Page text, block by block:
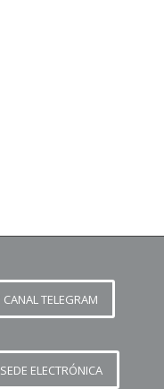
CANAL TELEGRAM
SEDE ELECTRÓNICA